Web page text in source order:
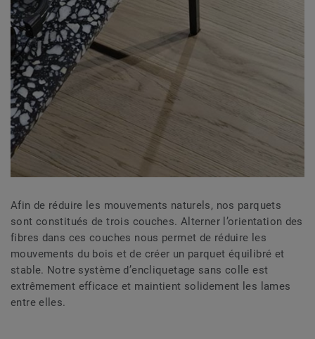
Afin de réduire les mouvements naturels, nos parquets
sont constitués de trois couches. Alterner l’orientation des
fibres dans ces couches nous permet de réduire les
mouvements du bois et de créer un parquet équilibré et
stable. Notre système d’encliquetage sans colle est
extrêmement efficace et maintient solidement les lames
entre elles.